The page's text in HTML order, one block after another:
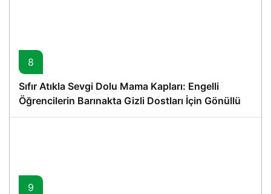
8
Sıfır Atıkla Sevgi Dolu Mama Kapları: Engelli
Öğrencilerin Barınakta Gizli Dostları İçin Gönüllü
Proje
9